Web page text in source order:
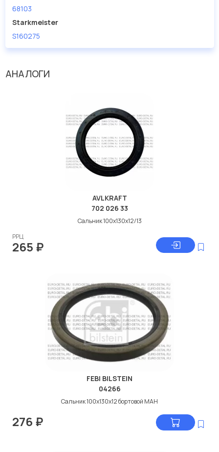
68103
Starkmeister
S160275
АНАЛОГИ
AVLKRAFT
702 026 33
Сальник 100x130x12/13
РРЦ
265 ₽
FEBI BILSTEIN
04266
Сальник 100x130x12 бортовой МАН
276 ₽